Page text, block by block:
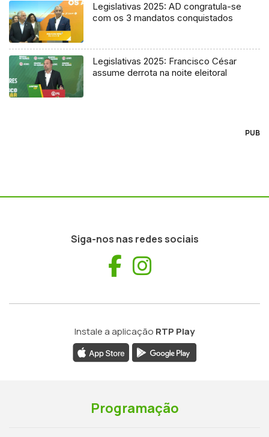
Legislativas 2025: AD congratula-se
com os 3 mandatos conquistados
Legislativas 2025: Francisco César
assume derrota na noite eleitoral
PUB
Siga-nos nas redes sociais
Facebook
Instale a aplicação RTP Play
Programação